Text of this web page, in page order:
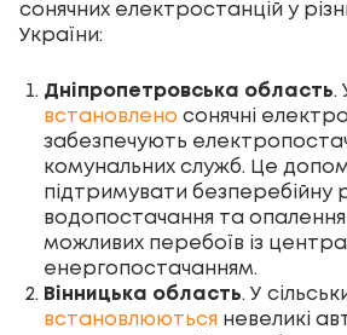
сонячних електростанцій у
України:
Дніпропетровська область.
встановлено сонячні
забезпечують
комунальних служб. Це
підтримувати безперебійну
водопостачання та
можливих перебоїв із
енергопостачанням.
Вінницька область. У
встановлюються невеликі